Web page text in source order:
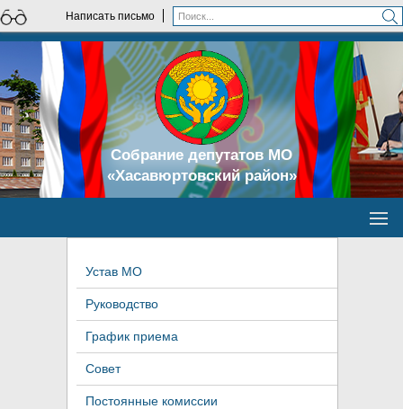
Написать письмо
Собрание депутатов МО
«Хасавюртовский район»
Устав МО
Руководство
График приема
Совет
Постоянные комиссии